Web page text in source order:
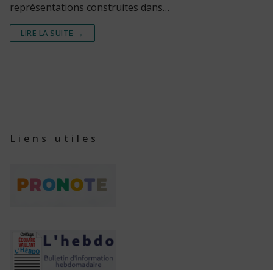
représentations construites dans…
LIRE LA SUITE →
Liens utiles